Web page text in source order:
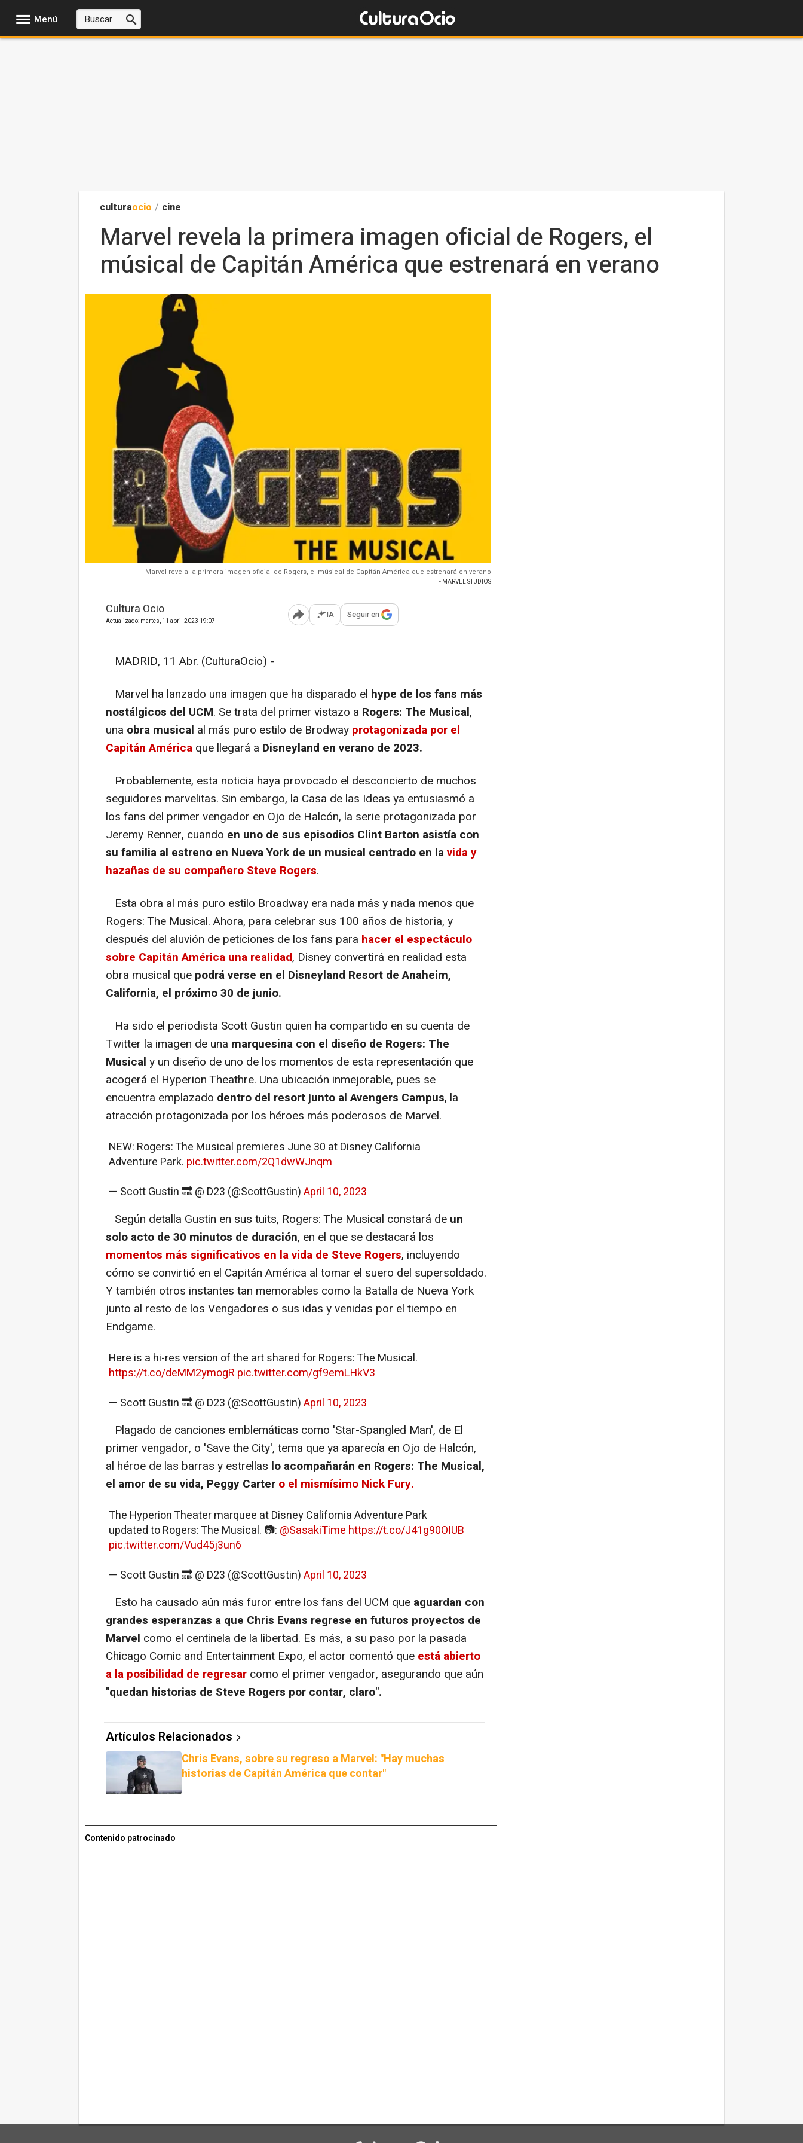
Menú
culturaocio / cine
Marvel revela la primera imagen oficial de Rogers, el
músical de Capitán América que estrenará en verano
Marvel revela la primera imagen oficial de Rogers, el músical de Capitán América que estrenará en verano
- MARVEL STUDIOS
Cultura Ocio
Actualizado: martes, 11 abril 2023 19:07 Abrir opciones para compartir
IA Seguir en
MADRID, 11 Abr. (CulturaOcio) -
Marvel ha lanzado una imagen que ha disparado el hype de los fans más
nostálgicos del UCM. Se trata del primer vistazo a Rogers: The Musical,
una obra musical al más puro estilo de Brodway protagonizada por el
Capitán América que llegará a Disneyland en verano de 2023.
Probablemente, esta noticia haya provocado el desconcierto de muchos
seguidores marvelitas. Sin embargo, la Casa de las Ideas ya entusiasmó a
los fans del primer vengador en Ojo de Halcón, la serie protagonizada por
Jeremy Renner, cuando en uno de sus episodios Clint Barton asistía con
su familia al estreno en Nueva York de un musical centrado en lavida y
hazañas de su compañero Steve Rogers.
Esta obra al más puro estilo Broadway era nada más y nada menos que
Rogers: The Musical. Ahora, para celebrar sus 100 años de historia, y
después del aluvión de peticiones de los fans para hacer el espectáculo
sobre Capitán América una realidad, Disney convertirá en realidad esta
obra musical que podrá verse en el Disneyland Resort de Anaheim,
California, el próximo 30 de junio.
Ha sido el periodista Scott Gustin quien ha compartido en su cuenta de
Twitter la imagen de una marquesina con el diseño de Rogers: The
Musical y un diseño de uno de los momentos de esta representación que
acogerá el Hyperion Theathre. Una ubicación inmejorable, pues se
encuentra emplazado dentro del resort junto al Avengers Campus, la
atracción protagonizada por los héroes más poderosos de Marvel.
NEW: Rogers: The Musical premieres June 30 at Disney California
Adventure Park. pic.twitter.com/2Q1dwWJnqm
— Scott Gustin 🔜 @ D23 (@ScottGustin)April 10, 2023
Según detalla Gustin en sus tuits, Rogers: The Musical constará de un
solo acto de 30 minutos de duración, en el que se destacará los
momentos más significativos en la vida de Steve Rogers, incluyendo
cómo se convirtió en el Capitán América al tomar el suero del supersoldado.
Y también otros instantes tan memorables como la Batalla de Nueva York
junto al resto de los Vengadores o sus idas y venidas por el tiempo en
Endgame.
Here is a hi-res version of the art shared for Rogers: The Musical.
https://t.co/deMM2ymogR pic.twitter.com/gf9emLHkV3
— Scott Gustin 🔜 @ D23 (@ScottGustin)April 10, 2023
Plagado de canciones emblemáticas como 'Star-Spangled Man', de El
primer vengador, o 'Save the City', tema que ya aparecía en Ojo de Halcón,
al héroe de las barras y estrellas lo acompañarán en Rogers: The Musical,
el amor de su vida, Peggy Carter o el mismísimo Nick Fury.
The Hyperion Theater marquee at Disney California Adventure Park
updated to Rogers: The Musical. 📷: @SasakiTime https://t.co/J41g90OIUB
pic.twitter.com/Vud45j3un6
— Scott Gustin 🔜 @ D23 (@ScottGustin)April 10, 2023
Esto ha causado aún más furor entre los fans del UCM que aguardan con
grandes esperanzas a que Chris Evans regrese en futuros proyectos de
Marvel como el centinela de la libertad. Es más, a su paso por la pasada
Chicago Comic and Entertainment Expo, el actor comentó que está abierto
a la posibilidad de regresar como el primer vengador, asegurando que aún
"quedan historias de Steve Rogers por contar, claro".
Artículos Relacionados
Chris Evans, sobre su regreso a Marvel: "Hay muchas
historias de Capitán América que contar"
Contenido patrocinado